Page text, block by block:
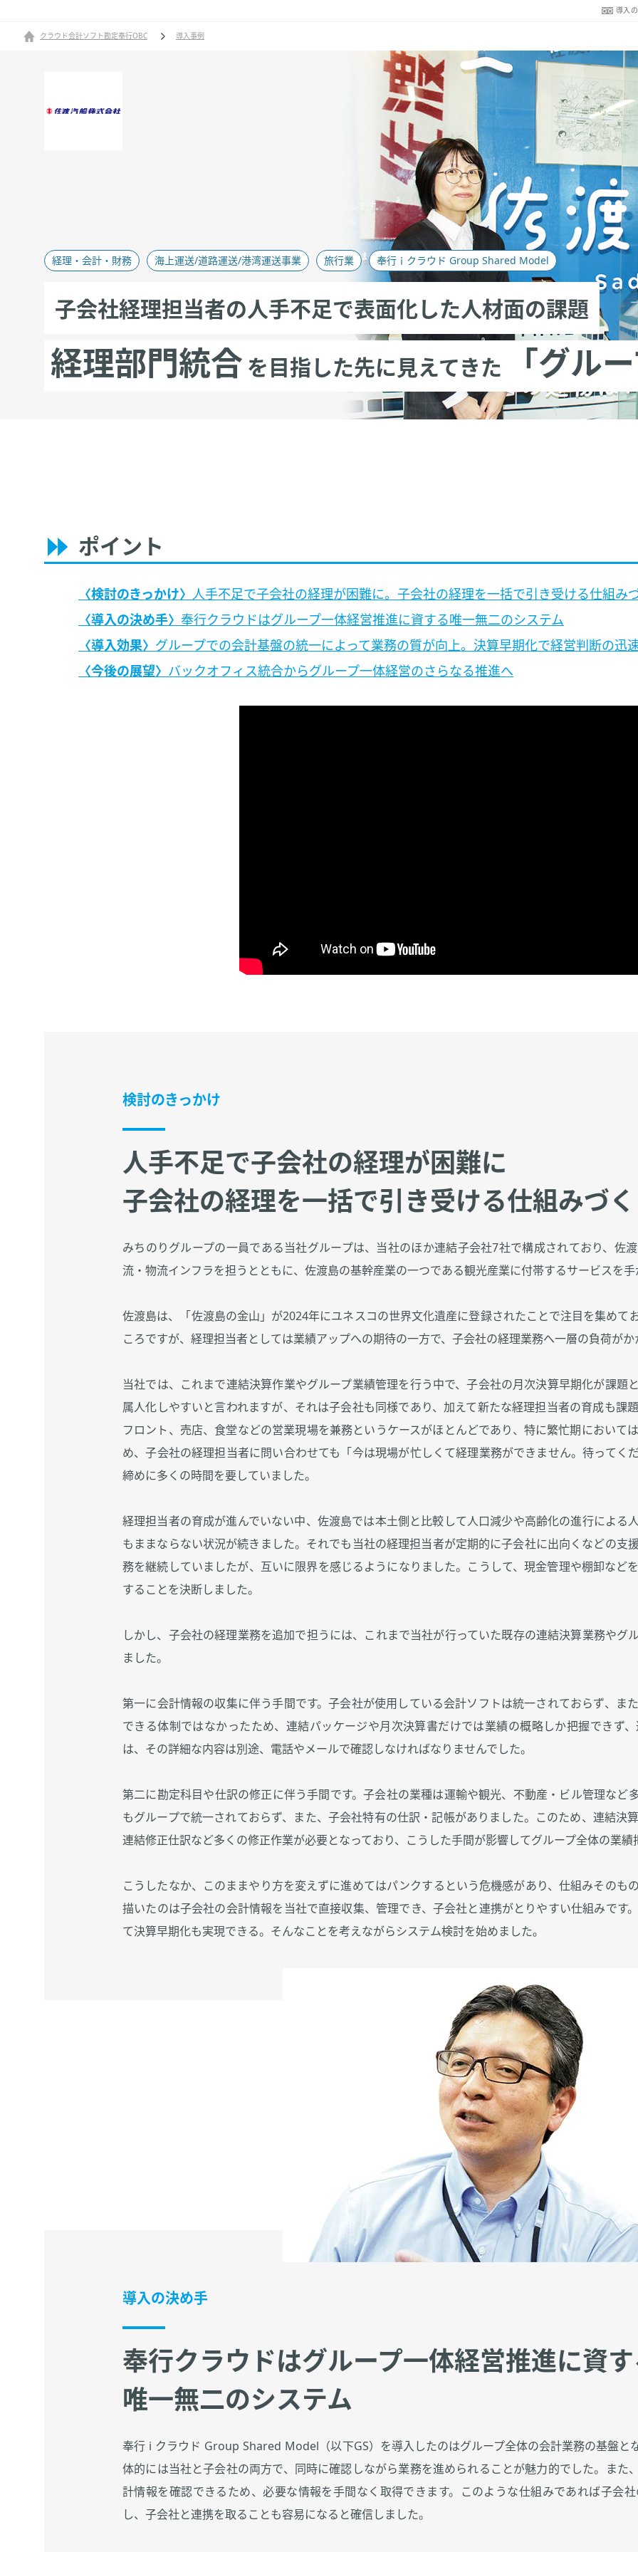
導入
クラウド会計ソフト勘定奉行OBC 導入事例
子会社経理担当者の人手不足で表面化した人材面の課題
経理部門統合 を目指した先に見えてきた 「グル
経理・会計・財務​ 海上運送/道路運送/港湾運送事業 旅行業 奉行ｉクラウド Group Shared Model
ポイント
検討のきっかけ
人手不足で子会社の経理が困難に。子会社の経理を一括で引き受ける仕組み
導入の決め手
奉行クラウドはグループ一体経営推進に資する唯一無二のシステム
導入効果
グループでの会計基盤の統一によって業務の質が向上。決算早期化で経営判断の迅
今後の展望
バックオフィス統合からグループ一体経営のさらなる推進へ
検討のきっかけ
人手不足で子会社の経理が困難に
子会社の経理を一括で引き受ける仕組みづ
みちのりグループの一員である当社グループは、当社のほか連結子会社7社で構成されており、佐
流・物流インフラを担うとともに、佐渡島の基幹産業の一つである観光産業に付帯するサービスを手
佐渡島は、「佐渡島の金山」が2024年にユネスコの世界文化遺産に登録されたことで注目を集めて
ころですが、経理担当者としては業績アップへの期待の一方で、子会社の経理業務へ一層の負荷がか
当社では、これまで連結決算作業やグループ業績管理を行う中で、子会社の月次決算早期化が課題
属人化しやすいと言われますが、それは子会社も同様であり、加えて新たな経理担当者の育成も課
フロント、売店、食堂などの営業現場を兼務というケースがほとんどであり、特に繁忙期において
め、子会社の経理担当者に問い合わせても「今は現場が忙しくて経理業務ができません。待ってく
締めに多くの時間を要していました。
経理担当者の育成が進んでいない中、佐渡島では本土側と比較して人口減少や高齢化の進行による
もままならない状況が続きました。それでも当社の経理担当者が定期的に子会社に出向くなどの支
務を継続していましたが、互いに限界を感じるようになりました。こうして、現金管理や棚卸など
することを決断しました。
しかし、子会社の経理業務を追加で担うには、これまで当社が行っていた既存の連結決算業務やグ
ました。
第一に会計情報の収集に伴う手間です。子会社が使用している会計ソフトは統一されておらず、ま
できる体制ではなかったため、連結パッケージや月次決算書だけでは業績の概略しか把握できず
は、その詳細な内容は別途、電話やメールで確認しなければなりませんでした。
第二に勘定科目や仕訳の修正に伴う手間です。子会社の業種は運輸や観光、不動産・ビル管理など
もグループで統一されておらず、また、子会社特有の仕訳・記帳がありました。このため、連結決
連結修正仕訳など多くの修正作業が必要となっており、こうした手間が影響してグループ全体の業績
こうしたなか、このままやり方を変えずに進めてはパンクするという危機感があり、仕組みそのも
描いたのは子会社の会計情報を当社で直接収集、管理でき、子会社と連携がとりやすい仕組みです
て決算早期化も実現できる。そんなことを考えながらシステム検討を始めました｡
導入の決め手
奉行クラウドはグループ一体経営推進に資す
唯一無二のシステム
奉行 i クラウド Group Shared Model（以下GS）を導入したのはグループ全体の会計業務の基盤と
体的には当社と子会社の両方で、同時に確認しながら業務を進められることが魅力的でした。また
計情報を確認できるため、必要な情報を手間なく取得できます。このような仕組みであれば子会
し、子会社と連携を取ることも容易になると確信しました。